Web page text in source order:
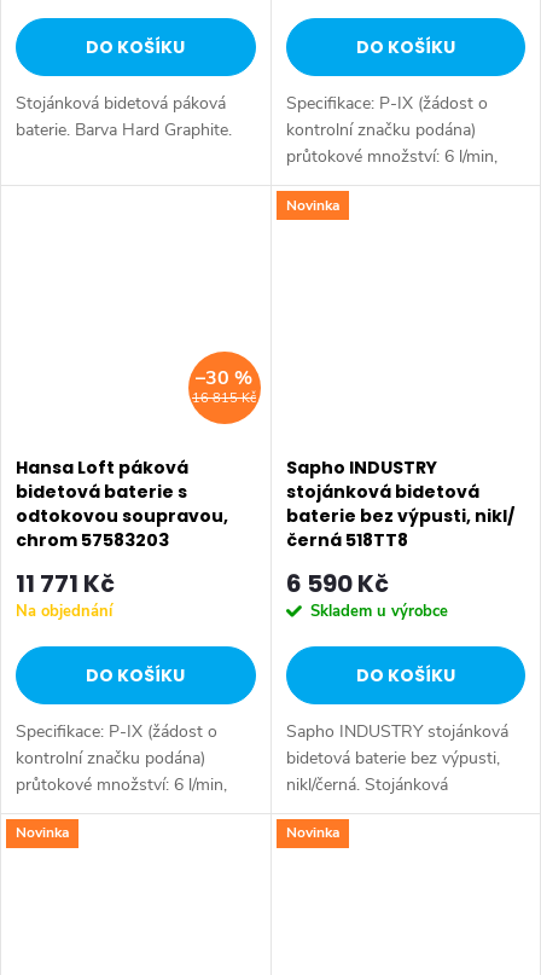
DO KOŠÍKU
Stojánková bidetová páková
baterie. Barva Hard Graphite.
DO KOŠÍKU
Specifikace: P-IX (žádost o
kontrolní značku podána)
průtokové množství: 6 l/min,
měřeno při 3 barech
hydraulického tlaku Tělesa
16 815 Kč
–30 %
Hansa Loft páková
bidetová baterie s
odtokovou soupravou,
chrom 57583203
11 771 Kč
Na objednání
DO KOŠÍKU
Specifikace: P-IX (žádost o
kontrolní značku podána)
průtokové množství: 6 l/min,
měřeno při 3 barech
hydraulického tlaku Tělesa
Novinka
Sapho INDUSTRY
stojánková bidetová
baterie bez výpusti, nikl/
černá 518TT8
6 590 Kč
Skladem u výrobce
DO KOŠÍKU
Sapho INDUSTRY stojánková
bidetová baterie bez výpusti,
nikl/černá. Stojánková
kohoutková bidetová baterie
Připojení k přívodu vody 3/8"
Novinka Novinka